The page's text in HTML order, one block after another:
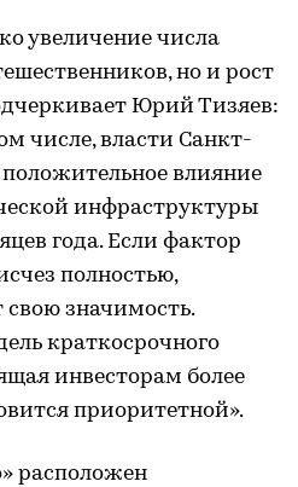
увеличение числа
но и рост
Юрий Тизяев:
числе, власти Санкт-
влияние
инфраструктуры
года. Если фактор
полностью,
свою значимость.
краткосрочного
инвесторам более
приоритетной».
расположен